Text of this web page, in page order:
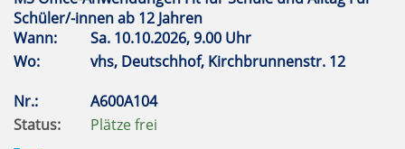
Schüler/-innen ab 12 Jahren
Wann:
Sa. 10.10.2026, 9.00 Uhr
Wo:
vhs, Deutschhof, Kirchbrunnenstr. 12
Nr.:
A600A104
Status:
Plätze frei